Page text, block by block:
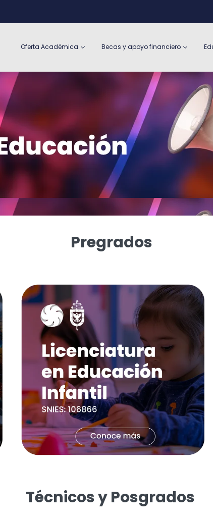
Oferta Académica Becas y apoyo financiero
Pregrados
Técnicos y Posgrados